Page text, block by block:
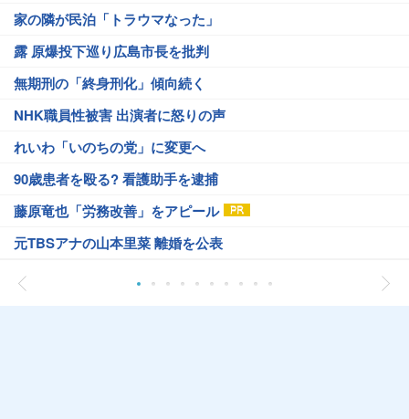
家の隣が民泊「トラウマなった」
露 原爆投下巡り広島市長を批判
無期刑の「終身刑化」傾向続く
NHK職員性被害 出演者に怒りの声
れいわ「いのちの党」に変更へ
90歳患者を殴る? 看護助手を逮捕
藤原竜也「労務改善」をアピール
元TBSアナの山本里菜 離婚を公表